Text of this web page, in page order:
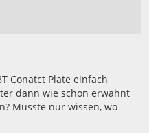
Conatct Plate einfach
dann wie schon erwähnt
Müsste nur wissen, wo